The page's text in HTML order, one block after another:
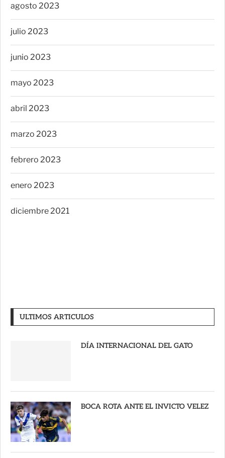
agosto 2023
julio 2023
junio 2023
mayo 2023
abril 2023
marzo 2023
febrero 2023
enero 2023
diciembre 2021
ULTIMOS ARTICULOS
DÍA INTERNACIONAL DEL GATO
BOCA ROTA ANTE EL INVICTO VELEZ